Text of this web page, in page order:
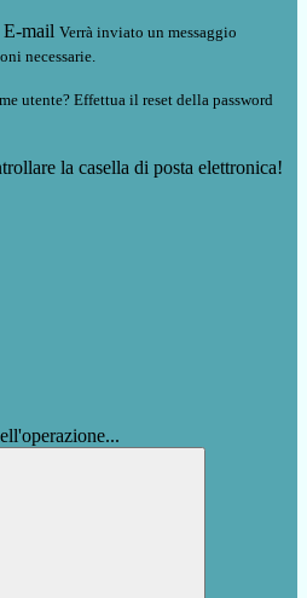
E-mail Verrà inviato un messaggio
necessarie.
utente? Effettua il reset della password
la casella di posta elettronica!